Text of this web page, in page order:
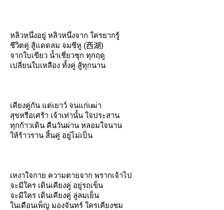
หลิวหนึ่งอยู่ หลิวหนึ่งจาก ครยากรู้
ชีวิตคู่ สู้แดดลม จมซีหู (西湖)
จากใบเขียว น้ำเชี่ยวชุก ทุกฤดู
เปลี่ยนใบเหลือง ทั้งคู่ สู้ทุกนาน
เคียงคู่กัน ต่เยาว์ จนแก่เฒ่า
สุขหรือเศร้า เจ้าเท่านั้น จประสาน
ทุกก้าวเดิน คืนวันผ่าน หลอมใจนาน
ห้ร้าวราน สิ้นคู่ อยู่ไม่เป็น
เหงาใจกา ความตายจาก พรากเจ้าไป
จะมีใคร เดินเคียงคู่ อยู่รถเข็น
จะมีใคร เดินเคียงคู่ ลู่ลมเย็น
นเดือนเพ็ญ มองจันทร์ ใครเคียงชม